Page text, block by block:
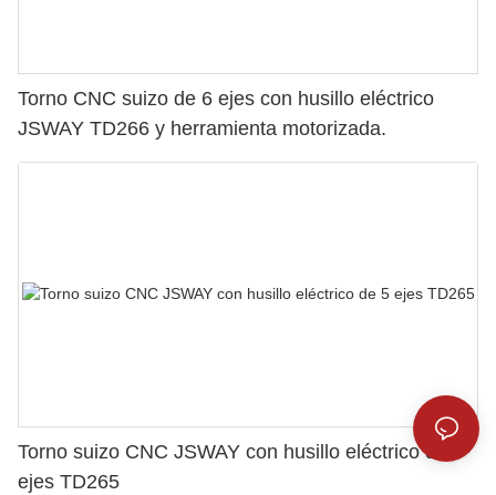
Torno CNC suizo de 6 ejes con husillo eléctrico
JSWAY TD266 y herramienta motorizada.
Torno suizo CNC JSWAY con husillo eléctrico de 5
ejes TD265